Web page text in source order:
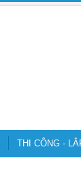
THI CÔNG -